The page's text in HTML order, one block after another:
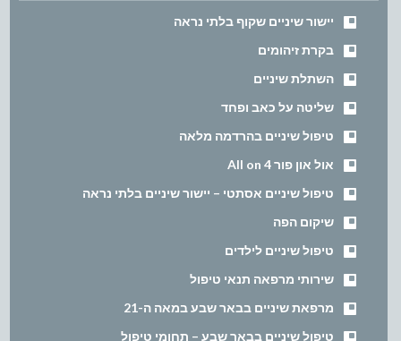
יישור שיניים שקוף בלתי נראה
בקרת זיהומים
השתלת שיניים
שליטה על כאב ופחד
טיפול שיניים בהרדמה מלאה
אול און פור All on 4
טיפול שיניים אסתטי – יישור שיניים בלתי נראה
שיקום הפה
טיפול שיניים לילדים
שירותי מרפאה תנאי טיפול
מרפאת שיניים בבאר שבע במאה ה-21
טיפול שיניים בבאר שבע – תחומי טיפול